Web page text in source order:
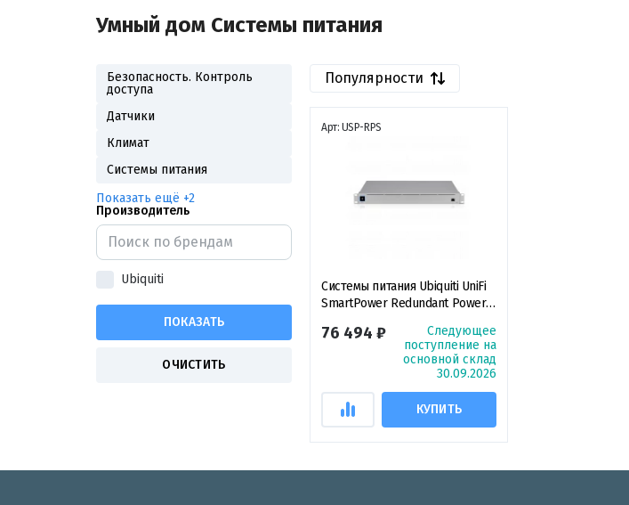
Умный дом Системы питания
Безопасность. Контроль
доступа
Датчики
Климат
Системы питания
Показать ещё +2
Производитель
Ubiquiti
Популярности
Арт: USP-RPS
Системы питания Ubiquiti UniFi
SmartPower Redundant Power
76 494 ₽
Следующее
поступление на
основной склад
30.09.2026
КУПИТЬ